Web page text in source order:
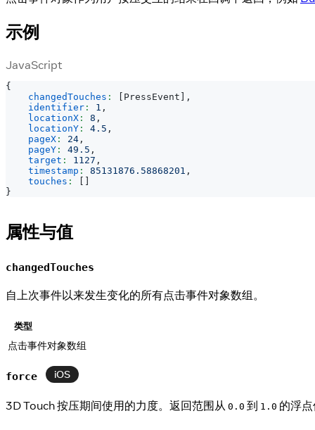
示例
JavaScript
{
changedTouches : PressEvent
,
identifier : 1 ,
locationX : 8 ,
locationY : 4.5 ,
pageX : 24 ,
pageY : 49.5 ,
target : 1127 ,
timestamp : 85131876.58868201 ,
touches :
}
属性与值
changedTouches
自上次事件以来发生变化的所有点击事件对象数组。
类型
点击事件对象数组
force iOS
3D Touch 按压期间使用的力度。返回范围从 0.0 到 1.0 的浮